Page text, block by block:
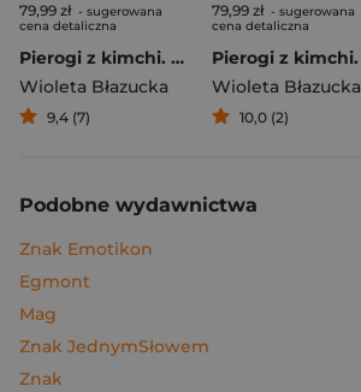
79,99 zł - sugerowana
cena detaliczna
Pierogi z kimchi. Moje ulubione azjatyckie przepisy
Wioleta Błazucka
9,4 (7)
79,99 zł - sugerowana
cena detaliczna
Wioleta Błazucka
10,0 (2)
Podobne wydawnictwa
Znak Emotikon
Egmont
Mag
Znak JednymSłowem
Znak